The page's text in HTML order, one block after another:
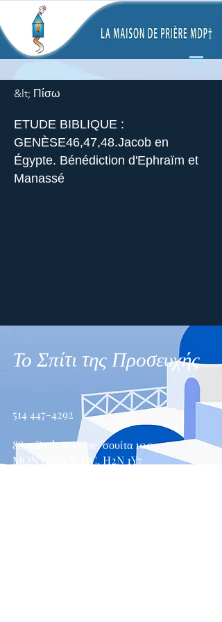
&lt; Πίσω
ETUDE BIBLIQUE :
GENÈSE46,47,48.Jacob en
Égypte. Bénédiction d'Ephraïm et
Manassé
Το Σπίτι της Προσευχής
514 447-4292
8815 Park Avenue, σουίτα 100
ΜΟΝΤΡΕΑΛ, QC, H2N 1Y7